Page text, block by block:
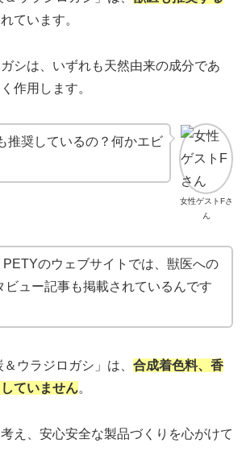
ています。
シは、いずれも天然由来の成分であ
作用します。
女性ゲストFさ
ん
推奨しているの？何かエビ
PETYのウェブサイトでは、獣医への
ビュー記事も掲載されているんです
＆ウラジロガシ」は、 合成着色料、香
ていません。
え、安心安全な製品づくりを心がけて